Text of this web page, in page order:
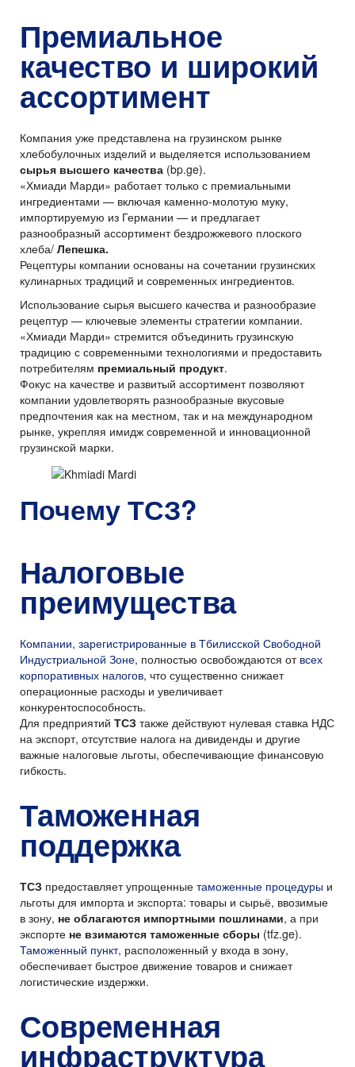
Премиальное
качество и широкий
ассортимент
Компания уже представлена на грузинском рынке
хлебобулочных изделий и выделяется использованием
сырья высшего качества (bp.ge).
«Хмиади Марди» работает только с премиальными
ингредиентами — включая каменно-молотую муку,
импортируемую из Германии — и предлагает
разнообразный ассортимент бездрожжевого плоского
хлеба/ Лепешка.
Рецептуры компании основаны на сочетании грузинских
кулинарных традиций и современных ингредиентов.
Использование сырья высшего качества и разнообразие
рецептур — ключевые элементы стратегии компании.
«Хмиади Марди» стремится объединить грузинскую
традицию с современными технологиями и предоставить
потребителям премиальный продукт.
Фокус на качестве и развитый ассортимент позволяют
компании удовлетворять разнообразные вкусовые
предпочтения как на местном, так и на международном
рынке, укрепляя имидж современной и инновационной
грузинской марки.
ПочемуТСЗ?
Налоговые
преимущества
Компании, зарегистрированные в Тбилисской Свободной
Индустриальной Зоне, полностью освобождаются от всех
корпоративных налогов, что существенно снижает
операционные расходы и увеличивает
конкурентоспособность.
Для предприятий ТСЗ также действуют нулевая ставка НДС
на экспорт, отсутствие налога на дивиденды и другие
важные налоговые льготы, обеспечивающие финансовую
гибкость.
Таможенная
поддержка
ТСЗ предоставляет упрощенные таможенные процедуры и
льготы для импорта и экспорта: товары и сырьё, ввозимые
в зону, не облагаются импортными пошлинами, а при
экспорте не взимаются таможенные сборы (tfz.ge).
Таможенный пункт, расположенный у входа в зону,
обеспечивает быстрое движение товаров и снижает
логистические издержки.
Современная
инфраструктура